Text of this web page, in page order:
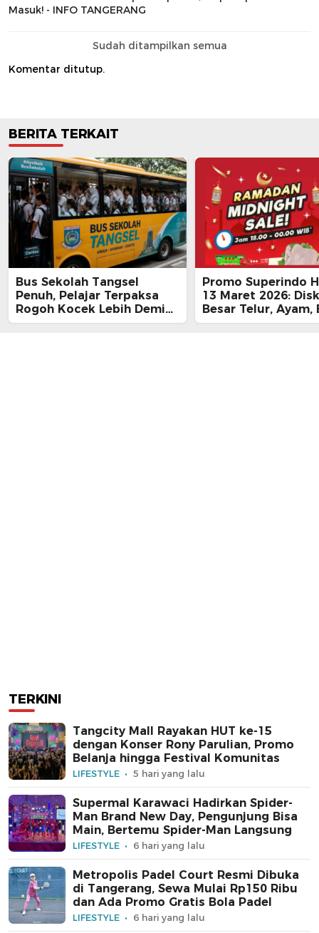
Masuk! - INFO TANGERANG
Sudah ditampilkan semua
Komentar ditutup.
BERITA TERKAIT
Bus Sekolah Tangsel
Penuh, Pelajar Terpaksa
Rogoh Kocek Lebih Demi
Tiba Tepat Waktu
Promo Superindo
13 Maret 2026:
Besar Telur, Ayam,
hingga Daging,
TERKINI
Tangcity Mall Rayakan HUT ke-15
dengan Konser Rony Parulian, Promo
Belanja hingga Festival Komunitas
LIFESTYLE 5 hari yang lalu
Supermal Karawaci Hadirkan Spider-
Man Brand New Day, Pengunjung Bisa
Main, Bertemu Spider-Man Langsung
LIFESTYLE 6 hari yang lalu
Metropolis Padel Court Resmi Dibuka
di Tangerang, Sewa Mulai Rp150 Ribu
dan Ada Promo Gratis Bola Padel
LIFESTYLE 6 hari yang lalu